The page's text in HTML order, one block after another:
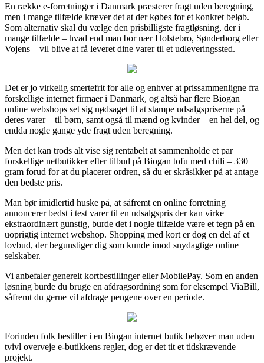
En række e-forretninger i Danmark præsterer fragt uden beregning,
men i mange tilfælde kræver det at der købes for et konkret beløb.
Som alternativ skal du vælge den prisbilligste fragtløsning, der i
mange tilfælde – hvad end man bor nær Holstebro, Sønderborg eller
Vojens – vil blive at få leveret dine varer til et udleveringssted.
Det er jo virkelig smertefrit for alle og enhver at prissammenligne fra
forskellige internet firmaer i Danmark, og altså har flere Biogan
online webshops set sig nødsaget til at stampe udsalgspriserne på
deres varer – til børn, samt også til mænd og kvinder – en hel del, og
endda nogle gange yde fragt uden beregning.
Men det kan trods alt vise sig rentabelt at sammenholde et par
forskellige netbutikker efter tilbud på Biogan tofu med chili – 330
gram forud for at du placerer ordren, så du er skråsikker på at antage
den bedste pris.
Man bør imidlertid huske på, at såfremt en online forretning
annoncerer bedst i test varer til en udsalgspris der kan virke
ekstraordinært gunstig, burde det i nogle tilfælde være et tegn på en
uoprigtig internet webshop. Shopping med kort er dog en del af et
lovbud, der begunstiger dig som kunde imod snydagtige online
selskaber.
Vi anbefaler generelt kortbestillinger eller MobilePay. Som en anden
løsning burde du bruge en afdragsordning som for eksempel ViaBill,
såfremt du gerne vil afdrage pengene over en periode.
Forinden folk bestiller i en Biogan internet butik behøver man uden
tvivl overveje e-butikkens regler, dog er det tit et tidskrævende
projekt.